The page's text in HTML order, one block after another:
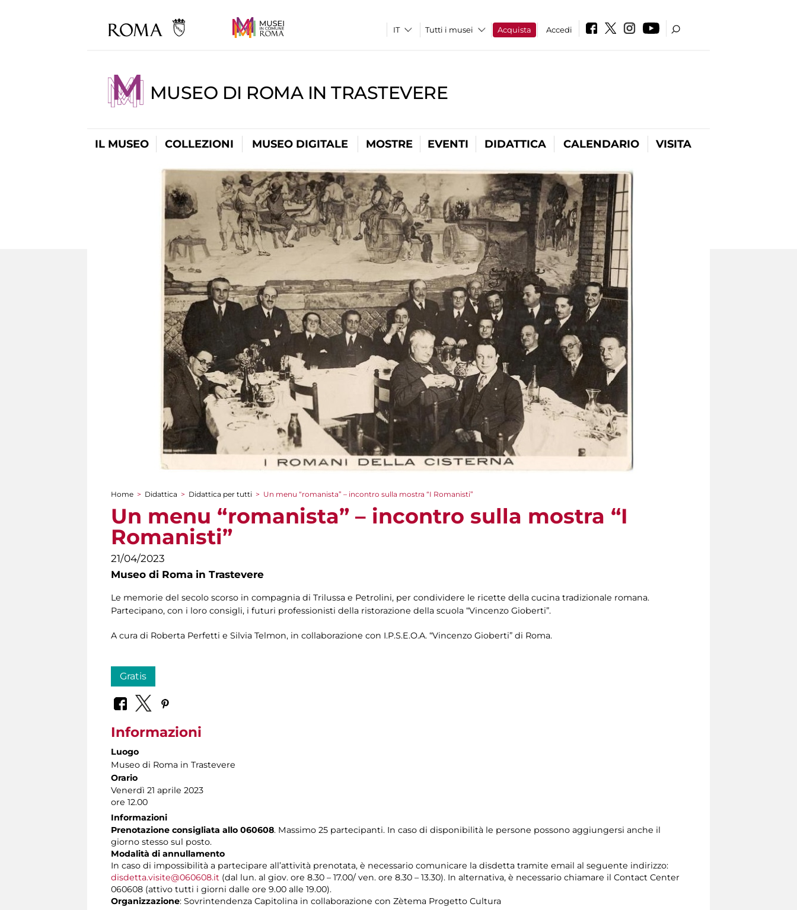
Tutti i musei Acquista Accedi
MUSEO DI ROMA IN TRASTEVERE
IL MUSEO COLLEZIONI MUSEO DIGITALE MOSTRE EVENTI DIDATTICA CALENDARIO VISITA
Tu sei qui
Home > Didattica > Didattica per tutti > Un menu “romanista” – incontro sulla mostra “I Romanisti”
Un menu “romanista” – incontro sulla mostra “I
Romanisti”
21/04/2023
Museo di Roma in Trastevere
Le memorie del secolo scorso in compagnia di Trilussa e Petrolini, per condividere le ricette della cucina tradizionale romana.
Partecipano, con i loro consigli, i futuri professionisti della ristorazione della scuola “Vincenzo Gioberti”.
A cura di Roberta Perfetti e Silvia Telmon, in collaborazione con I.P.S.E.O.A. “Vincenzo Gioberti” di Roma.
Gratis
Informazioni
Luogo
Museo di Roma in Trastevere
Orario
Venerdì 21 aprile 2023
ore 12.00
Informazioni
Prenotazione consigliata allo 060608. Massimo 25 partecipanti. In caso di disponibilità le persone possono aggiungersi anche il
giorno stesso sul posto.
Modalità di annullamento
In caso di impossibilità a partecipare all’attività prenotata, è necessario comunicare la disdetta tramite email al seguente indirizzo:
disdetta.visite@060608.it (dal lun. al giov. ore 8.30 – 17.00/ ven. ore 8.30 – 13.30). In alternativa, è necessario chiamare il Contact Center
060608 (attivo tutti i giorni dalle ore 9.00 alle 19.00).
Organizzazione: Sovrintendenza Capitolina in collaborazione con Zètema Progetto Cultura